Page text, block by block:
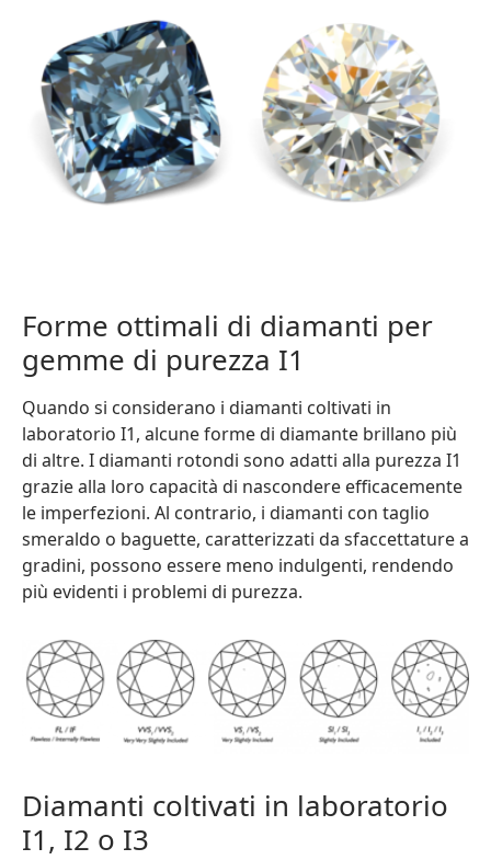
Forme ottimali di diamanti per
gemme di purezza I1
Quando si considerano i diamanti coltivati in
laboratorio I1, alcune forme di diamante brillano più
di altre. I diamanti rotondi sono adatti alla purezza I1
grazie alla loro capacità di nascondere efficacemente
le imperfezioni. Al contrario, i diamanti con taglio
smeraldo o baguette, caratterizzati da sfaccettature a
gradini, possono essere meno indulgenti, rendendo
più evidenti i problemi di purezza.
Diamanti coltivati in laboratorio
I1, I2 o I3